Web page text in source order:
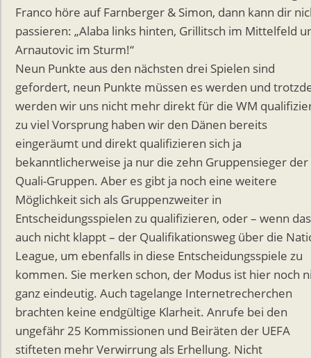
Franco höre auf Farnberger & Simon, dann kann dir
passieren: „Alaba links hinten, Grillitsch im Mittelfeld
Arnautovic im Sturm!“
Neun Punkte aus den nächsten drei Spielen sind
gefordert, neun Punkte müssen es werden und
werden wir uns nicht mehr direkt für die WM
zu viel Vorsprung haben wir den Dänen bereits
eingeräumt und direkt qualifizieren sich ja
bekanntlicherweise ja nur die zehn Gruppensieger der
Quali-Gruppen. Aber es gibt ja noch eine weitere
Möglichkeit sich als Gruppenzweiter in
Entscheidungsspielen zu qualifizieren, oder – wenn das
auch nicht klappt – der Qualifikationsweg über die
League, um ebenfalls in diese Entscheidungsspiele zu
kommen. Sie merken schon, der Modus ist hier noch
ganz eindeutig. Auch tagelange Internetrecherchen
brachten keine endgültige Klarheit. Anrufe bei den
ungefähr 25 Kommissionen und Beiräten der UEFA
stifteten mehr Verwirrung als Erhellung. Nicht